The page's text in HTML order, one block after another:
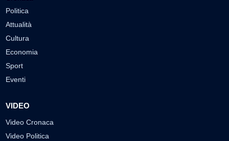
Politica
Attualità
Cultura
Economia
Sport
Eventi
VIDEO
Video Cronaca
Video Politica